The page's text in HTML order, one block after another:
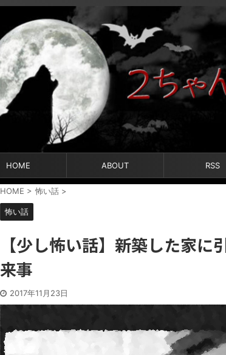
HOME ABOUT RSS
HOME > 怖い話 >
怖い話
【少し怖い話】新築した家に
来事
2017年11月23日